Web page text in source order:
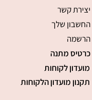
יצירת קשר
החשבון שלך
הרשמה
כרטיס מתנה
מועדון לקוחות
תקנון מועדון הלקוחות